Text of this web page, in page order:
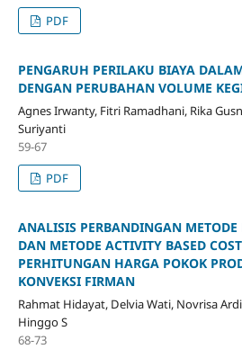
PDF
PENGARUH PERILAKU BIAYA
DENGAN PERUBAHAN VOLUME
Agnes Irwanty, Fitri Ramadhani, Rika
Suriyanti
59-67
PDF
ANALISIS PERBANDINGAN
DAN METODE ACTIVITY BASED
PERHITUNGAN HARGA POKOK
KONVEKSI FIRMAN
Rahmat Hidayat, Delvia Wati, Novrisa
Hinggo S
68-73